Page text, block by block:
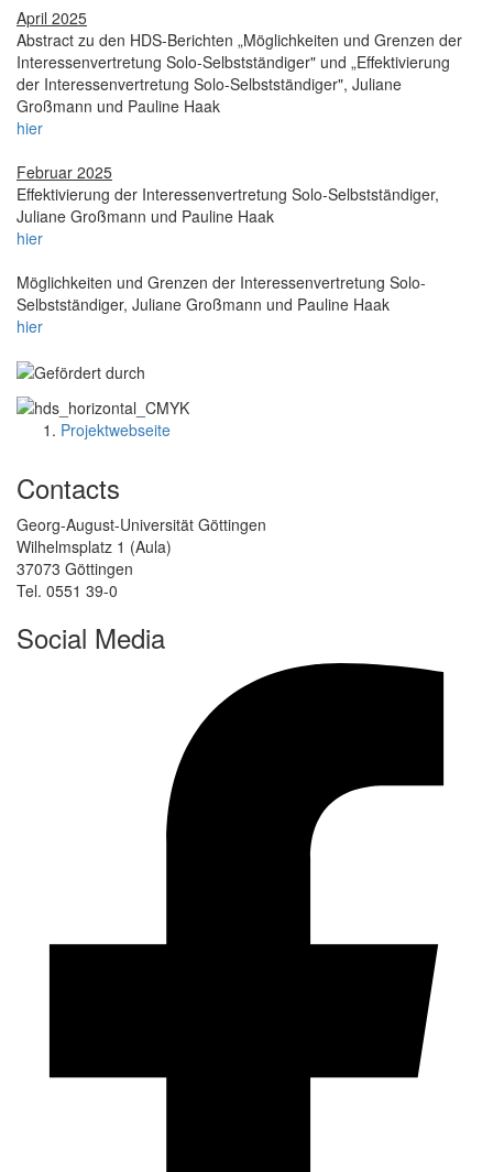
April 2025
Abstract zu den HDS-Berichten „Möglichkeiten und Grenzen der
Interessenvertretung Solo-Selbstständiger" und „Effektivierung
der Interessenvertretung Solo-Selbstständiger", Juliane
Großmann und Pauline Haak
hier
Februar 2025
Effektivierung der Interessenvertretung Solo-Selbstständiger,
Juliane Großmann und Pauline Haak
hier
Möglichkeiten und Grenzen der Interessenvertretung Solo-
Selbstständiger, Juliane Großmann und Pauline Haak
hier
Projektwebseite
Contacts
Georg-August-Universität Göttingen
Wilhelmsplatz 1 (Aula)
37073 Göttingen
Tel. 0551 39-0
Social Media